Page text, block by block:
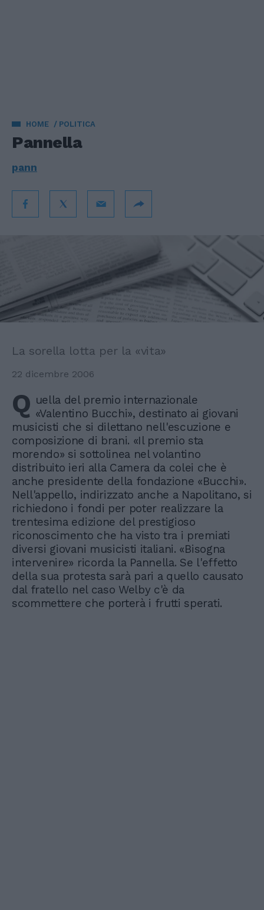
HOME POLITICA
Pannella
pann
La sorella lotta per la «vita»
22 dicembre 2006
Q uella del premio internazionale
«Valentino Bucchi», destinato ai giovani
musicisti che si dilettano nell'escuzione e
composizione di brani. «Il premio sta
morendo» si sottolinea nel volantino
distribuito ieri alla Camera da colei che è
anche presidente della fondazione «Bucchi».
Nell'appello, indirizzato anche a Napolitano, si
richiedono i fondi per poter realizzare la
trentesima edizione del prestigioso
riconoscimento che ha visto tra i premiati
diversi giovani musicisti italiani. «Bisogna
intervenire» ricorda la Pannella. Se l'effetto
della sua protesta sarà pari a quello causato
dal fratello nel caso Welby c'è da
scommettere che porterà i frutti sperati.